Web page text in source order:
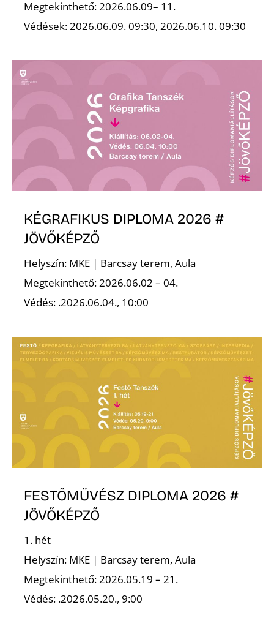
Megtekinthető: 2026.06.09– 11.
Védések: 2026.06.09. 09:30, 2026.06.10. 09:30
KÉGRAFIKUS DIPLOMA 2026 #
JÖVŐKÉPZŐ
Helyszín: MKE | Barcsay terem, Aula
Megtekinthető: 2026.06.02 – 04.
Védés: .2026.06.04., 10:00
FESTŐMŰVÉSZ DIPLOMA 2026 #
JÖVŐKÉPZŐ
1. hét
Helyszín: MKE | Barcsay terem, Aula
Megtekinthető: 2026.05.19 – 21.
Védés: .2026.05.20., 9:00